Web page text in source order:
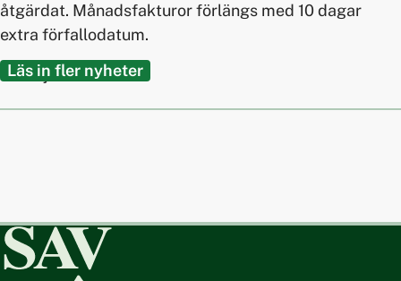
åtgärdat. Månadsfakturor förlängs med 10 dagar
extra förfallodatum.
18 maj 2026
Läs in fler nyheter